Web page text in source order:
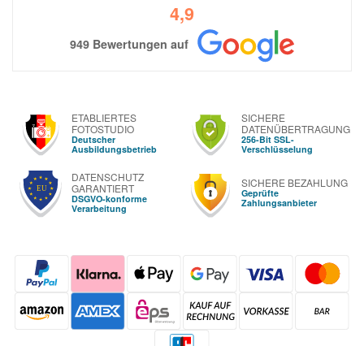
4,9
949 Bewertungen auf
ETABLIERTES
FOTOSTUDIO
Deutscher
Ausbildungsbetrieb
SICHERE
DATENÜBERTRAGUNG
256-Bit SSL-
Verschlüsselung
DATENSCHUTZ
GARANTIERT
DSGVO-konforme
Verarbeitung
SICHERE BEZAHLUNG
Geprüfte
Zahlungsanbieter